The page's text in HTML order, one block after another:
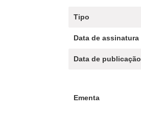
Tipo
Data de assinatura
Data de publicação
Ementa